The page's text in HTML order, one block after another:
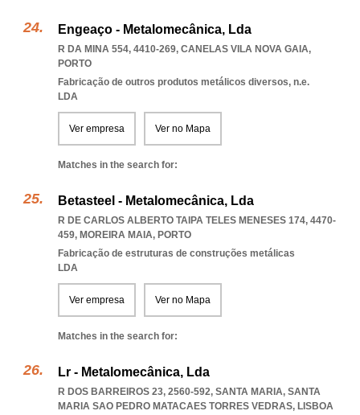
Engeaço - Metalomecânica, Lda
R DA MINA 554, 4410-269, CANELAS VILA NOVA GAIA,
PORTO
Fabricação de outros produtos metálicos diversos, n.e.
LDA
Ver empresa Ver no Mapa
Matches in the search for:
Betasteel - Metalomecânica, Lda
R DE CARLOS ALBERTO TAIPA TELES MENESES 174, 4470-
459, MOREIRA MAIA, PORTO
Fabricação de estruturas de construções metálicas
LDA
Ver empresa Ver no Mapa
Matches in the search for:
Lr - Metalomecânica, Lda
R DOS BARREIROS 23, 2560-592, SANTA MARIA, SANTA
MARIA SAO PEDRO MATACAES TORRES VEDRAS, LISBOA